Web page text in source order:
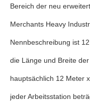
Bereich der neu
Merchants Heavy
Nennbeschreibung ist
die Länge und Breite
hauptsächlich 12 Meter
jeder Arbeitsstation